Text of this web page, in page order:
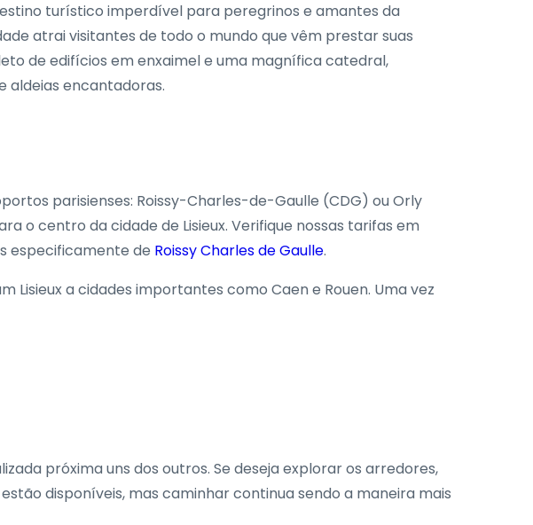
turístico imperdível para peregrinos e amantes da
atrai visitantes de todo o mundo que vêm prestar suas
de edifícios em enxaimel e uma magnífica catedral,
aldeias encantadoras.
parisienses: Roissy-Charles-de-Gaulle (CDG) ou Orly
o centro da cidade de Lisieux. Verifique nossas tarifas em
especificamente de Roissy Charles de Gaulle.
Lisieux a cidades importantes como Caen e Rouen. Uma vez
próxima uns dos outros. Se deseja explorar os arredores,
disponíveis, mas caminhar continua sendo a maneira mais